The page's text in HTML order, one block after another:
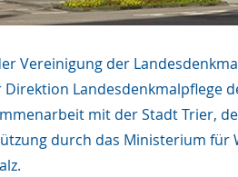
Vereinigung der
Landesdenkmalpflege
mit der Stadt Trier,
durch das Ministerium für